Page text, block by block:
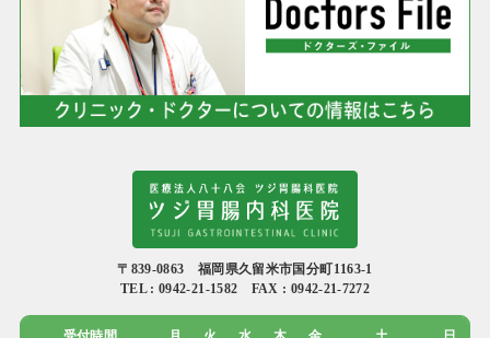
〒839-0863 福岡県久留米市国分町1163-1
TEL : 0942-21-1582 FAX : 0942-21-7272